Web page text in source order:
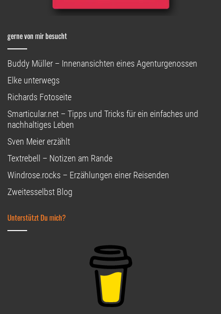
gerne von mir besucht
Buddy Müller – Innenansichten eines Agenturgenossen
Elke unterwegs
Richards Fotoseite
Smarticular.net – Tipps und Tricks für ein einfaches und
nachhaltiges Leben
Sven Meier erzählt
Textrebell – Notizen am Rande
Windrose.rocks – Erzählungen einer Reisenden
Zweitesselbst Blog
Unterstützt Du mich?